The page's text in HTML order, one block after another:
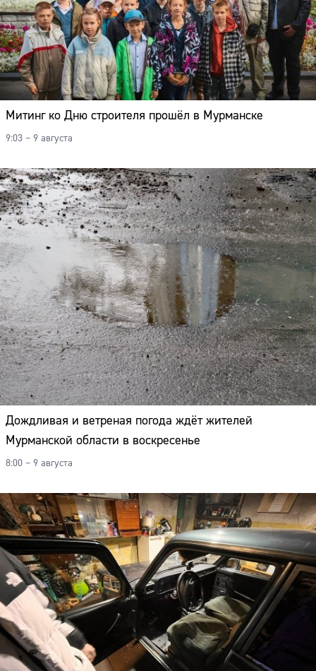
Митинг ко Дню строителя прошёл в Мурманске
9:03 – 9 августа
Дождливая и ветреная погода ждёт жителей
Мурманской области в воскресенье
8:00 – 9 августа